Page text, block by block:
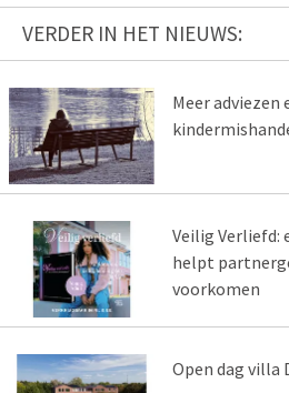
VERDER IN HET NIEUWS:
Meer adviezen
Veilig Verliefd:
helpt
voorkomen
Open dag villa